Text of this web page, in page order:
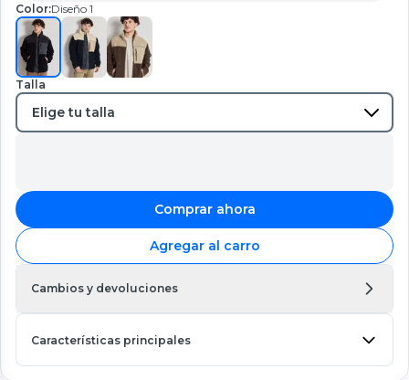
Color:Diseño 1
Talla
Comprar ahora
Agregar al carro
Cambios y devoluciones
Características principales